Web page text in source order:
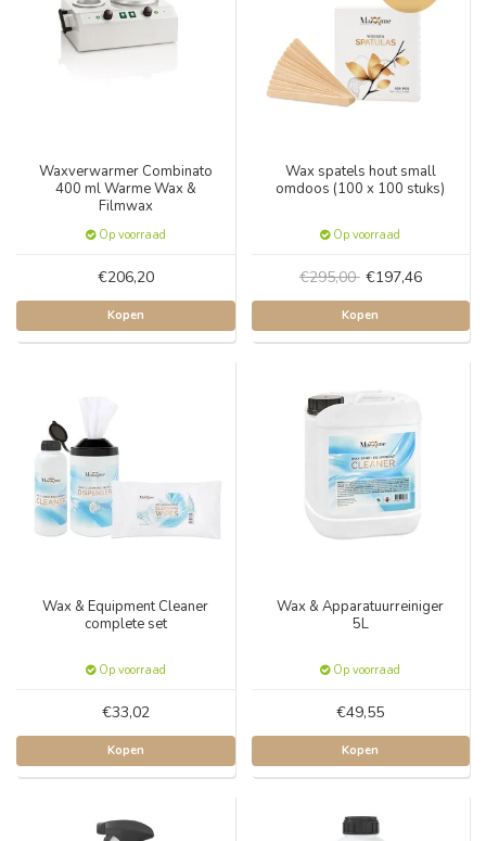
Waxverwarmer Combinato
400 ml Warme Wax &
Filmwax
Op voorraad
€206,20
Kopen
Wax spatels hout small
omdoos (100 x 100 stuks)
Op voorraad
€295,00 €197,46
Kopen
Wax & Equipment Cleaner
complete set
Op voorraad
€33,02
Kopen
Wax & Apparatuurreiniger
5L
Op voorraad
€49,55
Kopen